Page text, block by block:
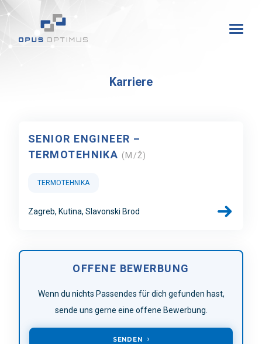
Karriere
SENIOR ENGINEER –
TERMOTEHNIKA (M/Ž)
TERMOTEHNIKA
Zagreb Kutina Slavonski Brod
OFFENE BEWERBUNG
Wenn du nichts Passendes für dich gefunden hast,
sende uns gerne eine offene Bewerbung.
SENDEN